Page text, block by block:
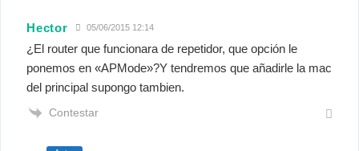
Hector 05/06/2015 12:14
¿El router que funcionara de repetidor, que opción le
ponemos en «APMode»?Y tendremos que añadirle la mac
del principal supongo tambien.
Contestar